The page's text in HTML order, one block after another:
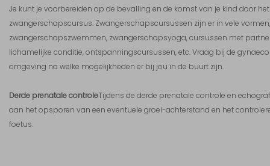
Je kunt je voorbereiden op de bevalling en de komst van je kind door
zwangerschapscursus. Zwangerschapscursussen zijn er in vele
zwangerschapszwemmen, zwangerschapsyoga, cursussen met
lichamelijke conditie, ontspanningscursussen, etc. Vraag bij de
omgeving na welke mogelijkheden er bij jou in de buurt zijn.
Derde prenatale controleTijdens de derde prenatale controle en
aan het opsporen van een eventuele groei-achterstand en het
foetus.